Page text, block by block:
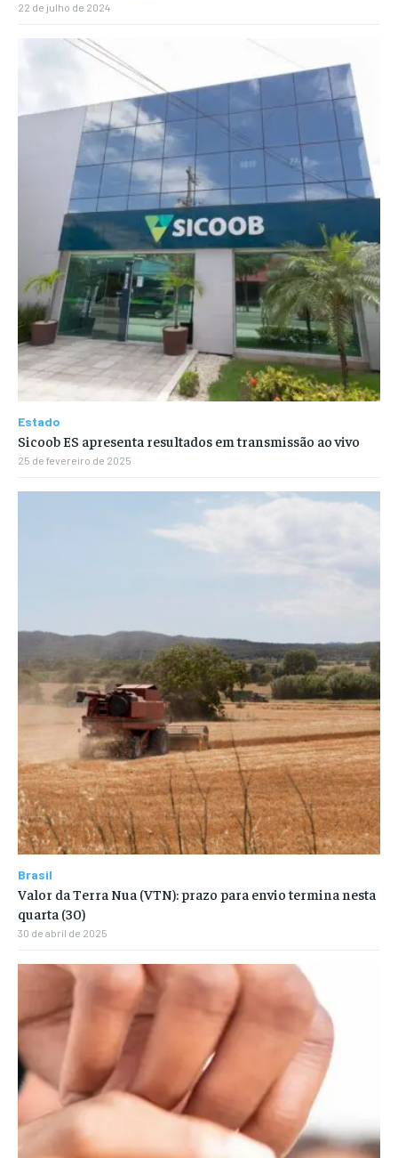
22 de julho de 2024
Estado
Sicoob ES apresenta resultados em transmissão ao vivo
25 de fevereiro de 2025
Brasil
Valor da Terra Nua (VTN): prazo para envio termina nesta
quarta (30)
30 de abril de 2025